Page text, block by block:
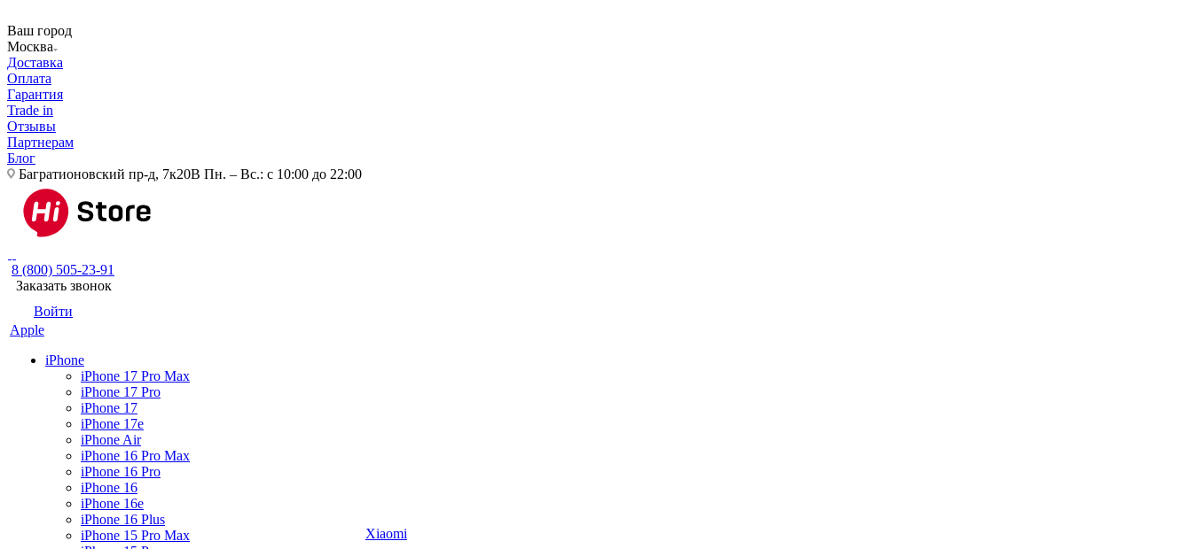
Ваш город
Москва
Доставка
Оплата
Гарантия
Trade in
Отзывы
Партнерам
Блог
Багратионовский пр-д, 7к20В Пн. – Вс.: с 10:00 до 22:00
8 (800) 505-23-91
Заказать звонок
Войти
Apple
iPhone
iPhone 17 Pro Max
iPhone 17 Pro
iPhone 17
iPhone 17e
iPhone Air
iPhone 16 Pro Max
iPhone 16 Pro
iPhone 16
iPhone 16e
iPhone 16 Plus
iPhone 15 Pro Max
Xiaomi